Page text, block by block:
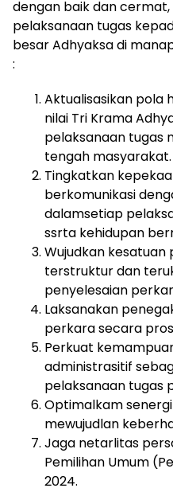
dengan baik dan
pelaksanaan tugas
besar Adhyaksa di
:
Aktualisasikan pola
nilai Tri Krama
pelaksanaan tugas
tengah masyarakat.
Tingkatkan
berkomunikasi
dalamsetiap
ssrta kehidupan
Wujudkan kesatuan
terstruktur dan
penyelesaian
Laksanakan
perkara secara
Perkuat
administrasitif
pelaksanaan tugas
Optimalkam
mewujudlan
Jaga netarlitas
Pemilihan Umum
2024.